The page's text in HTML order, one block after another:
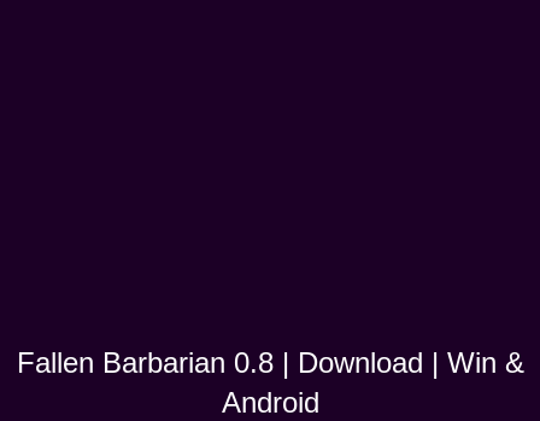
Fallen Barbarian 0.8 | Download | Win &
Android